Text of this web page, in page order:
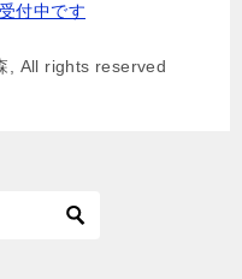
付中です
, All rights reserved